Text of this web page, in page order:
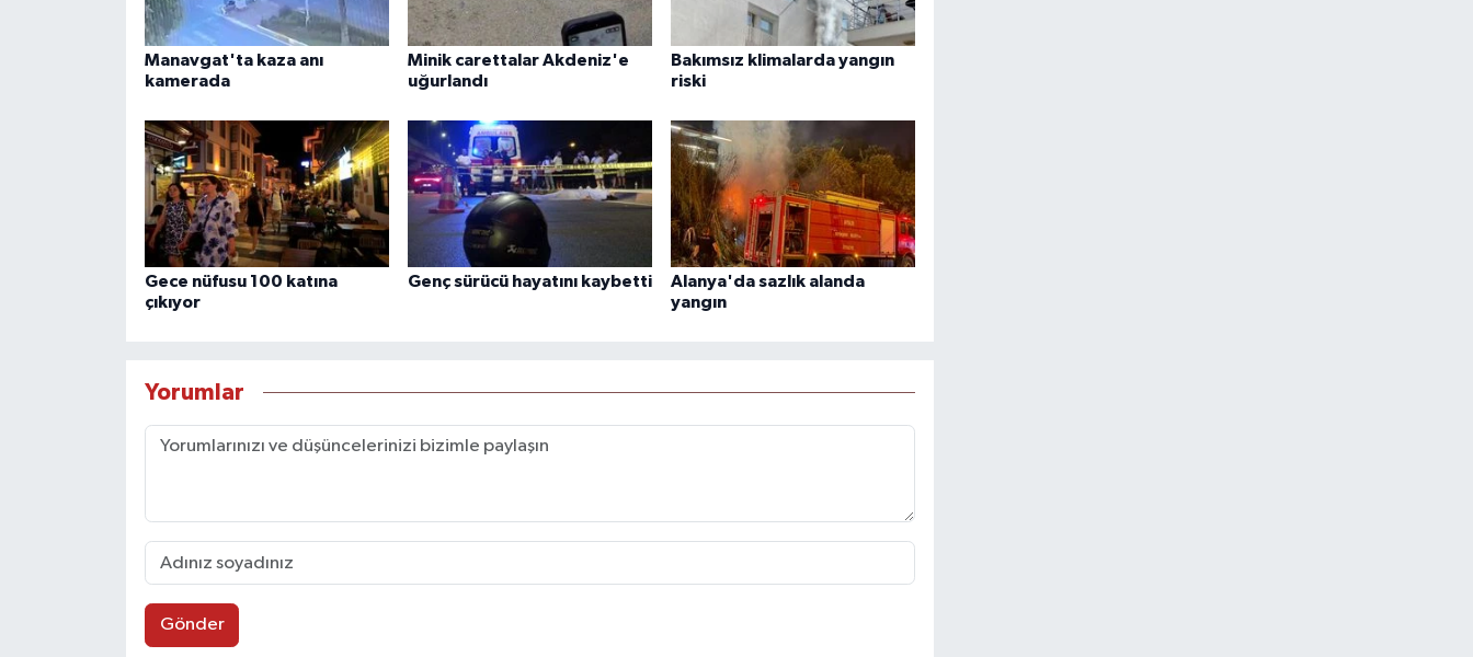
Manavgat'ta kaza anı
kamerada
Minik carettalar Akdeniz'e
uğurlandı
Bakımsız klimalarda yangın
riski
Gece nüfusu 100 katına
çıkıyor
Genç sürücü hayatını kaybetti
Alanya'da sazlık alanda
yangın
Yorumlar
Gönder